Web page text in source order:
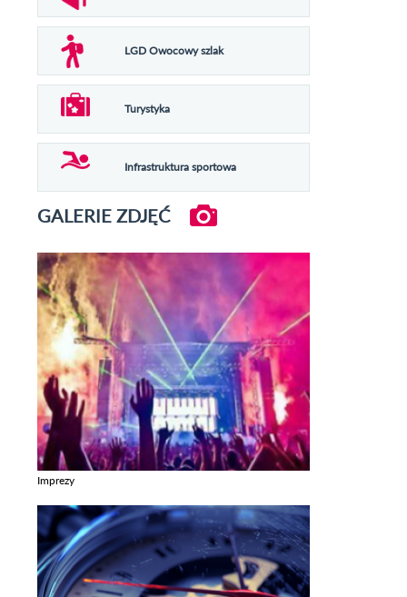
LGD Owocowy szlak
Turystyka
Infrastruktura sportowa
GALERIE ZDJĘĆ
Imprezy